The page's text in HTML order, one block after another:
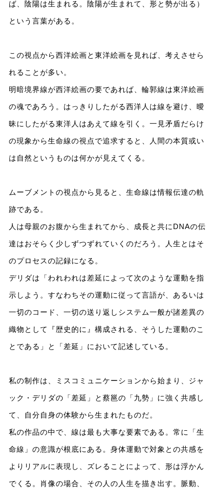
ば、陰陽は生まれる。陰陽が生まれて、形と勢が出る）
という言葉がある。
この視点から西洋絵画と東洋絵画を見れば、考えさせら
れることが多い。
明暗境界線が西洋絵画の要であれば、輪郭線は東洋絵画
の魂であろう。はっきりしたがる西洋人は線を避け、曖
昧にしたがる東洋人はあえて線を引く。一見矛盾だらけ
の現象から生命線の視点で追求すると、人間の本質或い
は自然というものは何かが見えてくる。
ムーブメントの視点から見ると、生命線は情報伝達の軌
跡である。
人は母親のお腹から生まれてから、成長と共にDNAの伝
達はおそらく少しずつずれていくのだろう。人生とはそ
のプロセスの記録になる。
デリダは「われわれは差延によって次のような運動を指
示しよう。すなわちその運動に従って言語が、あるいは
一切のコード、一切の送り返しシステム一般が諸差異の
織物として『歴史的に』構成される、そうした運動のこ
とである」と「差延」において記述している。
私の制作は、ミスコミュニケーションから始まり、ジャ
ック・デリダの「差延」と蔡邕の「九勢」に強く共感し
て、自分自身の体験から生まれたものだ。
私の作品の中で、線は最も大事な要素である。常に「生
命線」の意識が根底にある。身体運動で対象との共感を
よりリアルに表現し、ズレることによって、形は浮かん
でくる。肖像の場合、その人の人生を描き出す。脈動、